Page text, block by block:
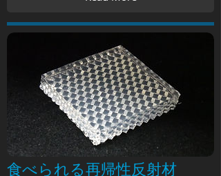
食べられる再帰性反射材